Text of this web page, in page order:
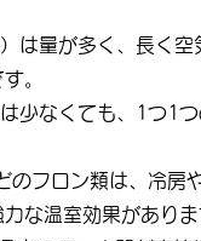
は量が多く、長く
。
少なくても、1つ1
フロン類は、冷房
な温室効果がありま